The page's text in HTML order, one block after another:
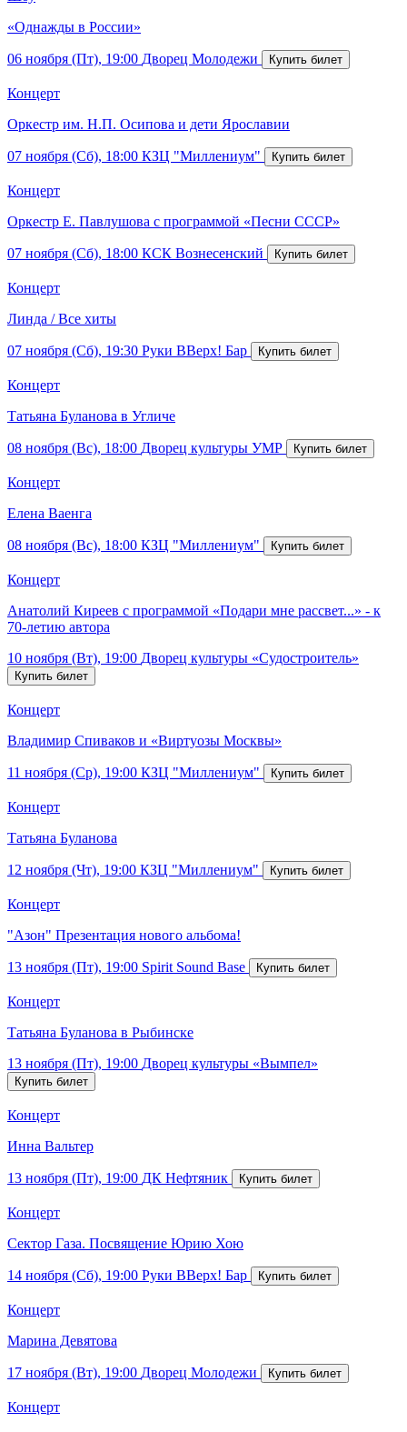
«Однажды в России»
06 ноября (Пт), 19:00 Дворец Молодежи
Концерт
Оркестр им. Н.П. Осипова и дети Ярославии
07 ноября (Сб), 18:00 КЗЦ "Миллениум"
Концерт
Оркестр Е. Павлушова с программой «Песни СССР»
07 ноября (Сб), 18:00 КСК Вознесенский
Концерт
Линда / Все хиты
07 ноября (Сб), 19:30 Руки ВВерх! Бар
Концерт
Татьяна Буланова в Угличе
08 ноября (Вс), 18:00 Дворец культуры УМР
Концерт
Елена Ваенга
08 ноября (Вс), 18:00 КЗЦ "Миллениум"
Концерт
Анатолий Киреев с программой «Подари мне рассвет...» - к
70-летию автора
10 ноября (Вт), 19:00 Дворец культуры «Судостроитель»
Концерт
Владимир Спиваков и «Виртуозы Москвы»
11 ноября (Ср), 19:00 КЗЦ "Миллениум"
Концерт
Татьяна Буланова
12 ноября (Чт), 19:00 КЗЦ "Миллениум"
Концерт
"Азон" Презентация нового альбома!
13 ноября (Пт), 19:00 Spirit Sound Base
Концерт
Татьяна Буланова в Рыбинске
13 ноября (Пт), 19:00 Дворец культуры «Вымпел»
Концерт
Инна Вальтер
13 ноября (Пт), 19:00 ДК Нефтяник
Концерт
Сектор Газа. Посвящение Юрию Хою
14 ноября (Сб), 19:00 Руки ВВерх! Бар
Концерт
Марина Девятова
17 ноября (Вт), 19:00 Дворец Молодежи
Концерт